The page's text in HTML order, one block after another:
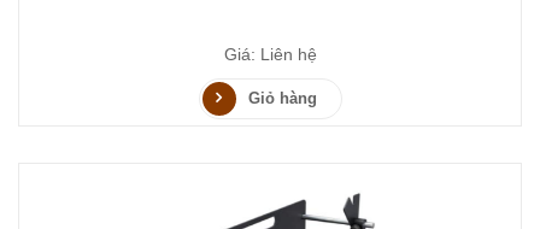
Giá: Liên hệ
Giỏ hàng